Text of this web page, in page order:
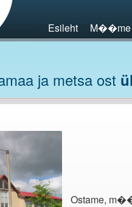
Esileht M��me
ja metsa ost
Ostame,